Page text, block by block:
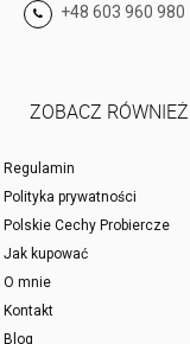
+48 603 960 980
ZOBACZ RÓWNIEŻ
Regulamin
Polityka prywatności
Polskie Cechy Probiercze
Jak kupować
O mnie
Kontakt
Blog